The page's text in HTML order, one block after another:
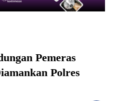
Pemeras
Polres